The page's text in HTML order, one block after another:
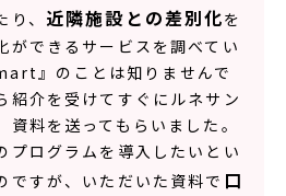
、 近隣施設との差別化を
ができるサービスを調べてい
』のことは知りませんで
紹介を受けてすぐにルネサン
料を送ってもらいました。
プログラムを導入したいとい
ですが、いただいた資料で 口